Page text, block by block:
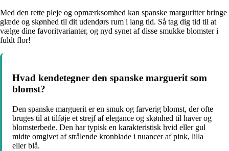
Med den rette pleje og opmærksomhed kan spanske marguritter bringe
glæde og skønhed til dit udendørs rum i lang tid. Så tag dig tid til at
vælge dine favoritvarianter, og nyd synet af disse smukke blomster i
fuldt flor!
Hvad kendetegner den spanske marguerit som
blomst?
Den spanske marguerit er en smuk og farverig blomst, der ofte
bruges til at tilføje et strejf af elegance og skønhed til haver og
blomsterbede. Den har typisk en karakteristisk hvid eller gul
midte omgivet af strålende kronblade i nuancer af pink, lilla
eller blå.